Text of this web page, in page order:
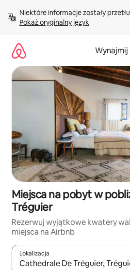
treści Pokaż oryginalny język
Wynajmij
Miejsca na pobyt w
Tréguier
Rezerwuj wyjątkowe kwatery
miejsca na Airbnb
Lokalizacja
Gdy wyniki będą dostępne,